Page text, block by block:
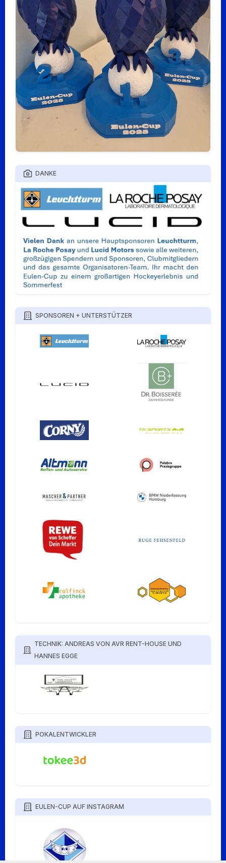
DANKE
SPONSOREN + UNTERSTÜTZER
TECHNIK: ANDREAS VON AVR RENT-HOUSE UND
HANNES EGGE
POKALENTWICKLER
EULEN-CUP AUF INSTAGRAM